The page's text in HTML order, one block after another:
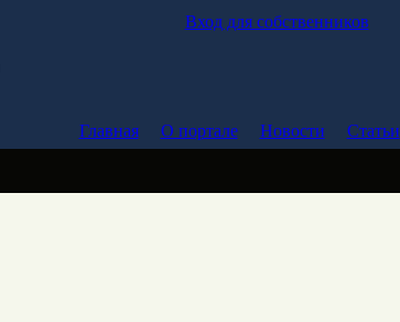
Вход для собственников
Главная О портале Новости Статьи